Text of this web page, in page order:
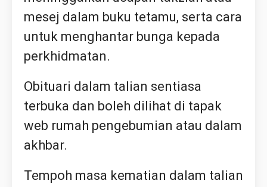
mesej dalam buku tetamu, serta cara
untuk menghantar bunga kepada
perkhidmatan.
Obituari dalam talian sentiasa
terbuka dan boleh dilihat di tapak
web rumah pengebumian atau dalam
akhbar.
Tempoh masa kematian dalam talian